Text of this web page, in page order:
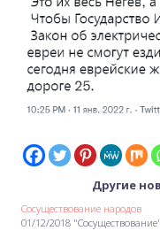
Другие
Сосуществование народов
01/12/2018